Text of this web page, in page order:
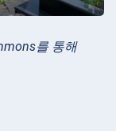
를 통해